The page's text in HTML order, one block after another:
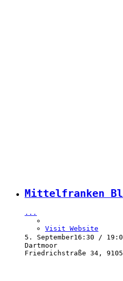
Mittelfranken
...
Visit Website
5. September16:30 /
Dartmoor
Friedrichstraße 34,